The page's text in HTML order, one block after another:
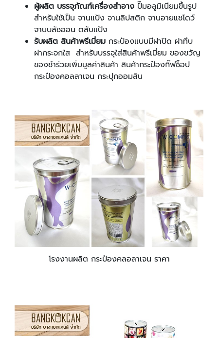
ผู้ผลิต บรรจุภัณฑ์เครื่องสำอาง ปั๊มอลูมิเนียมขึ้นรูป
สำหรับใช้เป็น จานแป้ง จานลิปสติก จานอายแชโดว์
จานบลัชออน ตลับแป้ง
รับผลิต สินค้าพรีเมี่ยม กระป๋องแบบมีฝาปิด ฝาทึบ
ฝากระจกใส สำหรับบรรจุใส่สินค้าพรีเมี่ยม ของขวัญ
ของชำร่วยเพิ่มมูลค่าสินค้า สินค้ากระป๋องกิ๊ฟช็อป
กระป๋องคอลลาเจน กระปุกออมสิน
โรงงานผลิต กระป๋องคลอลาเจน ราคา